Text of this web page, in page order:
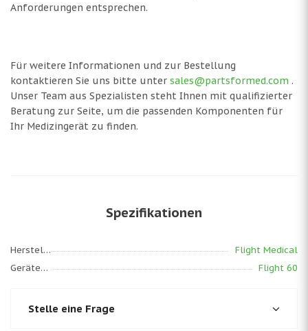
Anforderungen entsprechen.
Für weitere Informationen und zur Bestellung
kontaktieren Sie uns bitte unter sales@partsformed.com .
Unser Team aus Spezialisten steht Ihnen mit qualifizierter
Beratung zur Seite, um die passenden Komponenten für
Ihr Medizingerät zu finden.
Spezifikationen
Hersteller
Flight Medical
Gerätemodell
Flight 60
Stelle eine Frage